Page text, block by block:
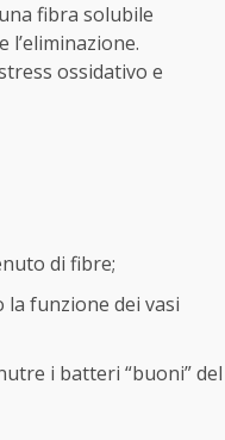
fibra solubile
ossidativo e
di fibre;
funzione dei vasi
i batteri “buoni” del